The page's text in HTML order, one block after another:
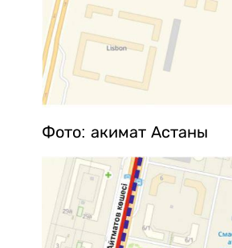
Фото: акимат Астаны